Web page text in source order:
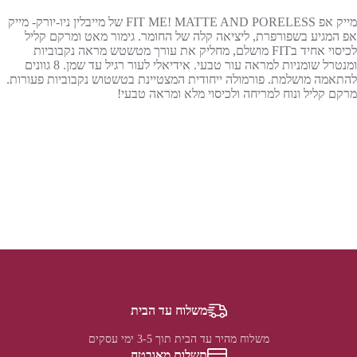
מייק אפ FIT ME! MATTE AND PORELESS של מייבלין ניו-יורק- מייק
אפ המגיע בשפורפרת, ליציאה קלה של החומר. גימור מאט ומרקם קליל
לכיסוי אחיד בFIT מושלם, מחליק את עורך מטשטש מראה נקבוביות
ומנטרל שומניות למראה עור טבעי. אידיאלי לעור רגיל עד שמן. 8 גוונים
להתאמה מושלמת. פורמולה ייחודית המצטיינת בטשטוש נקבוביות פעורות.
מרקם קליל ונוח למריחה ולכיסוי מלא ומראה טבעי!
משלוח עד הבית
משלוח מהיר עד הבית תוך 3-5 ימי עסקים